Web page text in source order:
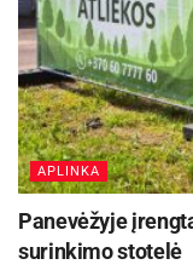
APLINKA
Panevėžyje
surinkimo stotelė